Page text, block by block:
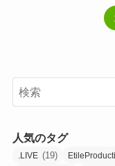
人気のタグ
.LIVE (19)